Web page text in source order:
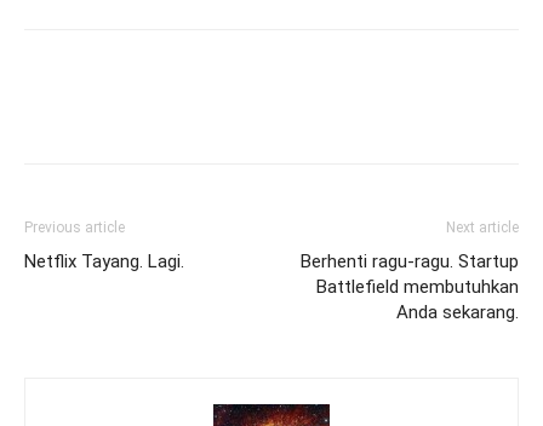
Previous article
Netflix Tayang. Lagi.
Next article
Berhenti ragu-ragu. Startup
Battlefield membutuhkan
Anda sekarang.